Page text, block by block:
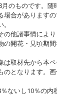
のものです。随
場合があります
他諸事情により
の開花・見頃期
取材先から本
のとなります。
ないし10％の内